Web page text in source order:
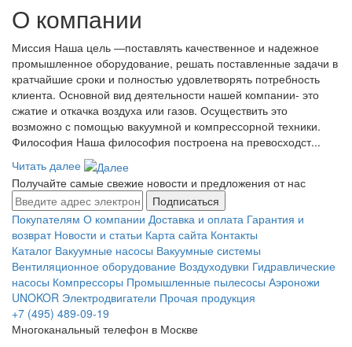
О компании
Миссия Наша цель ―поставлять качественное и надежное
промышленное оборудование, решать поставленные задачи в
кратчайшие сроки и полностью удовлетворять потребность
клиента. Основной вид деятельности нашей компании- это
сжатие и откачка воздуха или газов. Осуществить это
возможно с помощью вакуумной и компрессорной техники.
Философия Наша философия построена на превосходст...
Читать далее
Получайте самые свежие новости и предложения от нас
Подписаться
Покупателям О компании Доставка и оплата Гарантия и
возврат Новости и статьи Карта сайта Контакты
Каталог Вакуумные насосы Вакуумные системы
Вентиляционное оборудование Воздуходувки Гидравлические
насосы Компрессоры Промышленные пылесосы Аэроножи
UNOKOR Электродвигатели Прочая продукция
+7 (495) 489-09-19
Многоканальный телефон в Москве